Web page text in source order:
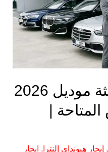
إيجار سيارات حديثة موديل 2026
|
, إيجار هيونداي إلنترا , ايجار